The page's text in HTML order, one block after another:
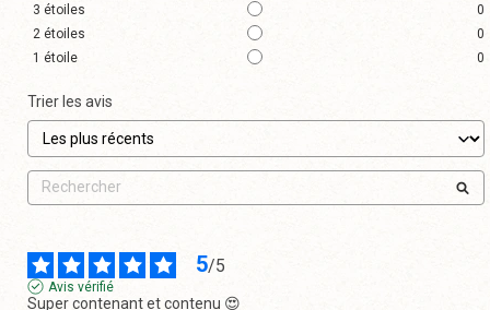
3 étoiles
0
2 étoiles
0
1 étoile 0
Trier les avis
5/5
Avis vérifié
Super contenant et contenu 😍